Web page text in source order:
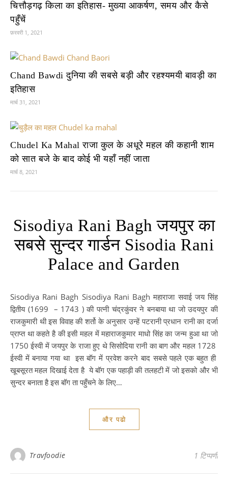
चित्तौड़गढ़ किला का इतिहास- मुख्या आकर्षण, समय और कैसे
पहुँचें
फ़रवरी 1, 2021
Chand Bawdi दुनिया की सबसे बड़ी और रहश्यमयी बावड़ी का
इतिहास
मार्च 31, 2021
Chudel Ka Mahal राजा कुल के अधूरे महल की कहानी शाम
को सात बजे के बाद कोई भी यहाँ नहीं जाता
मार्च 8, 2021
Sisodiya Rani Bagh जयपुर का
सबसे सुन्दर गार्डन Sisodia Rani
Palace and Garden
Sisodiya Rani Bagh Sisodiya Rani Bagh महाराजा सवाई जय सिंह
द्वितीय (1699 – 1743 ) की पत्नी चंद्रकुंवर ने बनबाया था जो उदयपुर की
राजकुमारी थी इस विवाह की शर्तो के अनुसार उन्हें पटरानी प्रधान रानी का दर्जा
प्राप्त था कहते है की इसी महल में महाराजकुमार माधो सिंह का जन्म हुआ था जो
1750 ईस्वी में जयपुर के राजा हुए थे सिसोदिया रानी का बाग और महल 1728
ईस्वी में बनाया गया था इस बॉग में प्रवेश करने बाद सबसे पहले एक बहुत ही
खूबसूरत महल दिखाई देता है ये बॉग एक पहाड़ी की तलहटी में जो इसको और भी
सुन्दर बनाता है इस बॉग ता पहुँचने के लिए…
और पढो
Travfoodie 1 टिप्पणी